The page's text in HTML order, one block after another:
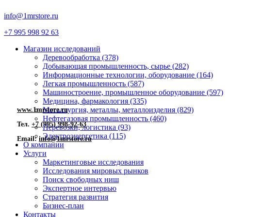
info@1mrstore.ru
+7 995 998 92 63
Магазин исследований
Деревообработка (378)
Добывающая промышленность, сырье (282)
Информационные технологии, оборудование (164)
Легкая промышленность (587)
Машиностроение, промышленное оборудование (597)
Медицина, фармакология (335)
Металлургия, металлы, металлоизделия (829)
Нефтегазовая промышленность (460)
Перевозки, логистика (93)
Электроэнергетика (115)
О компании
Услуги
Маркетинговые исследования
Исследования мировых рынков
Поиск свободных ниш
Экспертное интервью
Стратегия развития
Бизнес-план
Контакты
www.1mrstore.ru
Тел. +7 (995) 998-92-63
Email:info@1mrstore.ru